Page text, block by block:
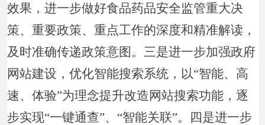
效果，进一步做好食品药品安全监管重大决
策、重要政策、重点工作的深度和精准解读，
及时准确传递政策意图。三是进一步加强政府
网站建设，优化智能搜索系统，以“智能、高
速、体验”为理念提升改造网站搜索功能，逐
步实现“一键通查”、“智能关联”。四是进一步